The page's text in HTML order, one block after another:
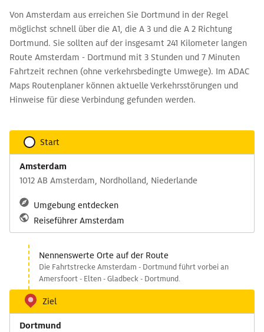
Von Amsterdam aus erreichen Sie Dortmund in der Regel
möglichst schnell über die A1, die A 3 und die A 2 Richtung
Dortmund. Sie sollten auf der insgesamt 241 Kilometer langen
Route Amsterdam - Dortmund mit 3 Stunden und 7 Minuten
Fahrtzeit rechnen (ohne verkehrsbedingte Umwege). Im ADAC
Maps Routenplaner können aktuelle Verkehrsstörungen und
Hinweise für diese Verbindung gefunden werden.
Start
Amsterdam
1012 AB Amsterdam, Nordholland, Niederlande
Umgebung entdecken
Reiseführer Amsterdam
Nennenswerte Orte auf der Route
Die Fahrtstrecke Amsterdam - Dortmund führt vorbei an
Amersfoort - Elten - Gladbeck - Dortmund.
Ziel
Dortmund